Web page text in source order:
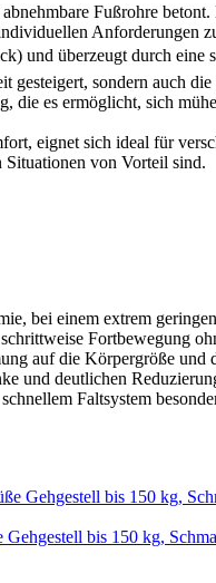
Fußrohre
Anforderungen
und überzeugt durch
sondern auch
es ermöglicht, sich
eignet sich ideal für
Situationen von Vorteil sind.
bei einem extrem
Fortbewegung
auf die Körpergröße und
und deutlichen
Faltsystem
bis 150 kg,